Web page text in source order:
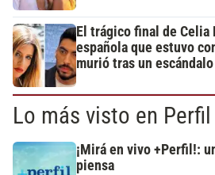
El trágico final de Celia
española que estuvo
murió tras un escándalo
Lo más visto en Perfil
¡Mirá en vivo +Perfil!:
piensa